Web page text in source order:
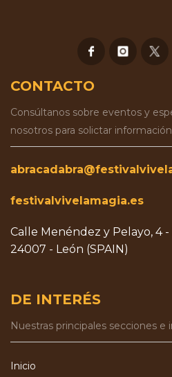
CONTACTO
Consúltanos sobre eventos y
nosotros para solictar
festivalvivelamagia.es
Calle Menéndez y Pelayo, 4 -
24007 - León (SPAIN)
DE INTERÉS
Nuestras principales secciones e
Inicio